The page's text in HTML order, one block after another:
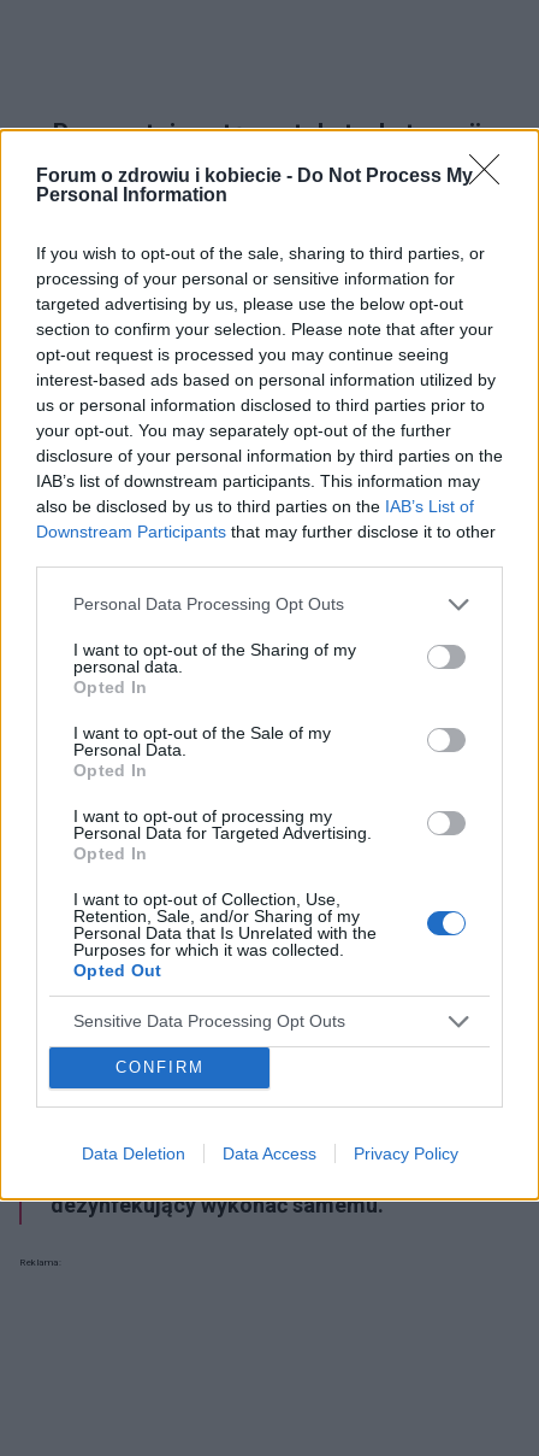
Forum o zdrowiu i kobiecie - Do Not Process My
Personal Information
If you wish to opt-out of the sale, sharing to third parties, or
processing of your personal or sensitive information for
targeted advertising by us, please use the below opt-out
section to confirm your selection. Please note that after your
opt-out request is processed you may continue seeing
interest-based ads based on personal information utilized by
us or personal information disclosed to third parties prior to
your opt-out. You may separately opt-out of the further
disclosure of your personal information by third parties on the
IAB’s list of downstream participants. This information may
also be disclosed by us to third parties on the IAB’s List of
Downstream Participants that may further disclose it to other
Personal Data Processing Opt Outs
I want to opt-out of the Sharing of my
personal data.
Opted In
I want to opt-out of the Sale of my
Personal Data.
Opted In
I want to opt-out of processing my
Personal Data for Targeted Advertising.
Opted In
I want to opt-out of Collection, Use,
Retention, Sale, and/or Sharing of my
Personal Data that Is Unrelated with the
Purposes for which it was collected.
Opted Out
Sensitive Data Processing Opt Outs
CONFIRM
Data Deletion Data Access Privacy Policy
Przeczytaj następny tekst z kategorii:
ZDROWIE
Płyn do dezynfekcji – zrób go sam
14-04-2020,
Katarzyna Redmerska
Ten tekst przeczytasz w 2 min.
Czerwone paznokcie
Panika wywołana przez koronawirus
spowodowała, że z półek aptecznych oraz
dezynfekcji rąk. Można jednak taki produkt
dezynfekujący wykonać samemu.
Reklama: